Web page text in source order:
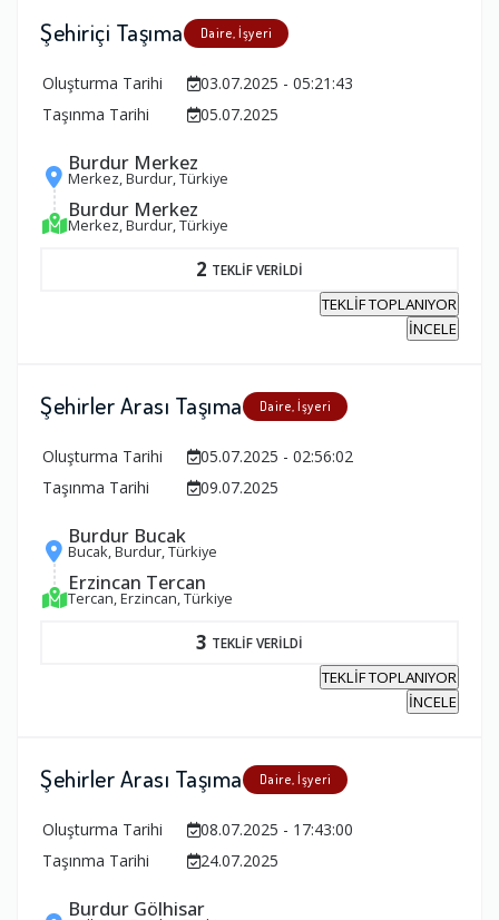
Şehiriçi Taşıma Daire, İşyeri
Oluşturma Tarihi
03.07.2025 - 05:21:43
Taşınma Tarihi
05.07.2025
Burdur Merkez
Merkez, Burdur, Türkiye
Burdur Merkez
Merkez, Burdur, Türkiye
2 TEKLİF VERİLDİ
TEKLİF TOPLANIYOR
İNCELE
Şehirler Arası Taşıma Daire, İşyeri
Oluşturma Tarihi
05.07.2025 - 02:56:02
Taşınma Tarihi
09.07.2025
Burdur Bucak
Bucak, Burdur, Türkiye
Erzincan Tercan
Tercan, Erzincan, Türkiye
3 TEKLİF VERİLDİ
TEKLİF TOPLANIYOR
İNCELE
Şehirler Arası Taşıma Daire, İşyeri
Oluşturma Tarihi
08.07.2025 - 17:43:00
Taşınma Tarihi
24.07.2025
Burdur Gölhisar